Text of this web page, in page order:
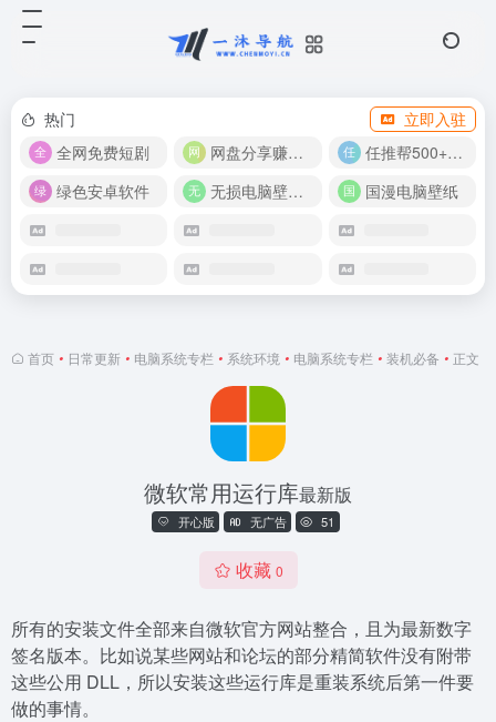
热门
立即入驻
全网免费短剧
网盘分享赚奖金！
任推帮500+推广项目！
绿色安卓软件
无损电脑壁纸合集 国漫电脑壁纸
首页 • 日常更新 • 电脑系统专栏 • 系统环境 • 电脑系统专栏 • 装机必备 • 正文
微软常用运行库最新版
开心版 无广告 51
收藏 0
所有的安装文件全部来自微软官方网站整合，且为最新数字
签名版本。比如说某些网站和论坛的部分精简软件没有附带
这些公用 DLL，所以安装这些运行库是重装系统后第一件要
做的事情。